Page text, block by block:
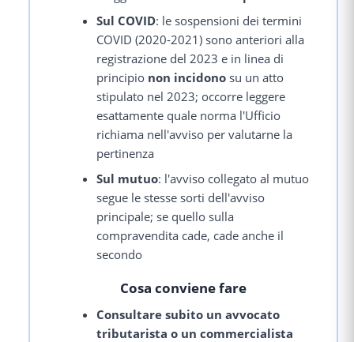
Sul COVID: le sospensioni dei termini
COVID (2020-2021) sono anteriori alla
registrazione del 2023 e in linea di
principio non incidono su un atto
stipulato nel 2023; occorre leggere
esattamente quale norma l'Ufficio
richiama nell'avviso per valutarne la
pertinenza
Sul mutuo: l'avviso collegato al mutuo
segue le stesse sorti dell'avviso
principale; se quello sulla
compravendita cade, cade anche il
secondo
Cosa conviene fare
Consultare subito un avvocato
tributarista o un commercialista